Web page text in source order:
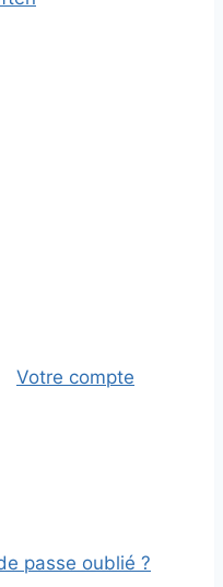
Votre compte
passe oublié ?